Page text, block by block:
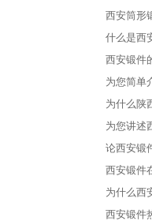
西安筒形
什么是西
西安锻件
为您简单
为什么陕
为您讲述
论西安锻
西安锻件
为什么西
西安锻件